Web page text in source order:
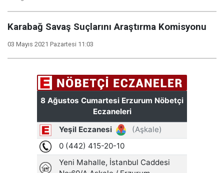
Karabağ Savaş Suçlarını Araştırma Komisyonu
03 Mayıs 2021 Pazartesi 11:03